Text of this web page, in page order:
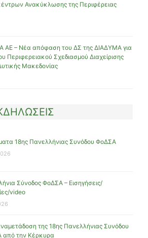
Ανακύκλωσης της Περιφέρειας
ΑΕ – Νέα απόφαση του ΔΣ της ΔΙΑΔΥΜΑ για
Περιφερειακού Σχεδιασμού Διαχείρισης
Μακεδονίας
18ης Πανελλήνιας Συνόδου ΦοΔΣΑ
Σύνοδος ΦοΔΣΑ – Εισηγήσεις/
video
της 18ης Πανελλήνιας Συνόδου
την Κέρκυρα